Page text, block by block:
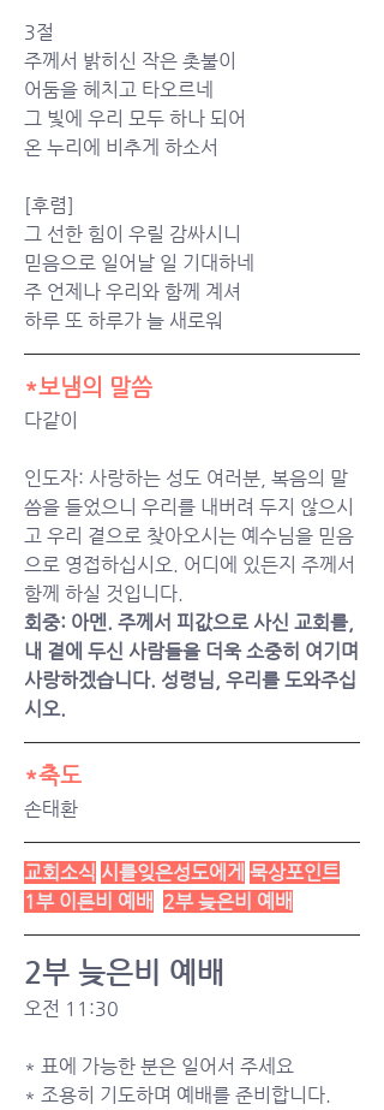
3절
주께서 밝히신 작은 촛불이
어둠을 헤치고 타오르네
그 빛에 우리 모두 하나 되어
온 누리에 비추게 하소서
[후렴]
그 선한 힘이 우릴 감싸시니
믿음으로 일어날 일 기대하네
주 언제나 우리와 함께 계셔
하루 또 하루가 늘 새로워
*보냄의 말씀
다같이
인도자: 사랑하는 성도 여러분, 복음의 말
씀을 들었으니 우리를 내버려 두지 않으시
고 우리 곁으로 찾아오시는 예수님을 믿음
으로 영접하십시오. 어디에 있든지 주께서
함께 하실 것입니다.
회중: 아멘. 주께서 피값으로 사신 교회를,
내 곁에 두신 사람들을 더욱 소중히 여기며
사랑하겠습니다. 성령님, 우리를 도와주십
시오.
*축도
손태환
교회소식 시를잊은성도에게 묵상포인트
1부 이른비 예배 2부 늦은비 예배
2부 늦은비 예배
오전 11:30
* 표에 가능한 분은 일어서 주세요
* 조용히 기도하며 예배를 준비합니다.